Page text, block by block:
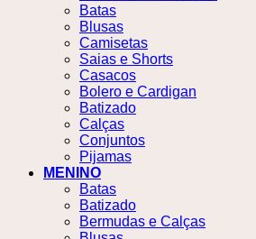
Batas
Blusas
Camisetas
Saias e Shorts
Casacos
Bolero e Cardigan
Batizado
Calças
Conjuntos
Pijamas
MENINO
Batas
Batizado
Bermudas e Calças